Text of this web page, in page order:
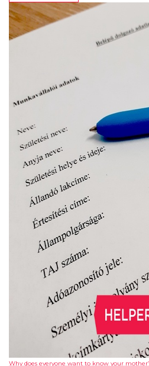
Why does everyone want to know your